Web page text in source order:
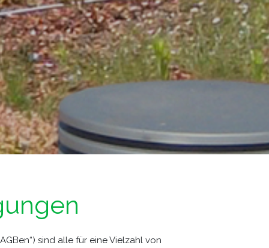
sind alle für eine Vielzahl von